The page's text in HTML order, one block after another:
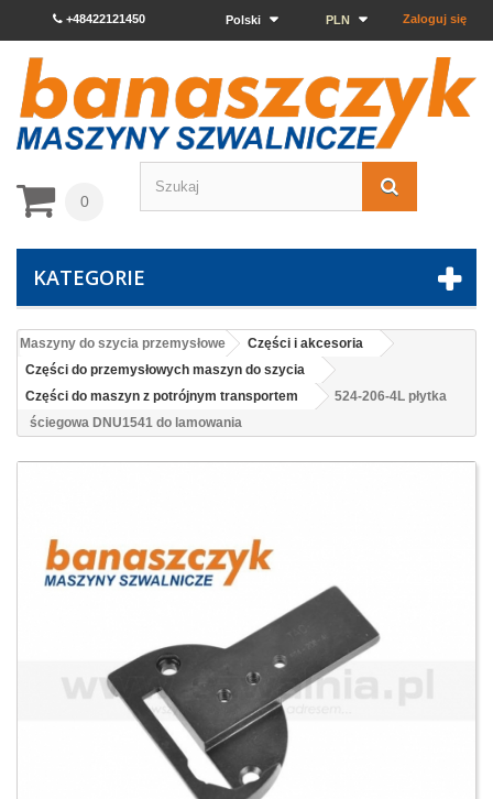
Zaloguj się
PLN
Polski
+48422121450
0
KATEGORIE
Maszyny do szycia przemysłowe
Części i akcesoria
Części do przemysłowych maszyn do szycia
Części do maszyn z potrójnym transportem
524-206-4L płytka
ściegowa DNU1541 do lamowania